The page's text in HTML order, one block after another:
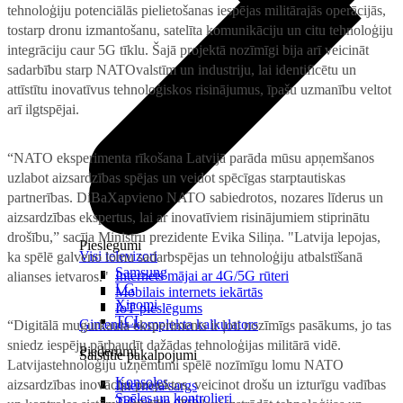
Pieslēgumi
Internets mājai ar 4G/5G rūteri
Mobilais internets iekārtās
IoT pieslēgums
Ģimenes komplekta kalkulators
Saistītie pakalpojumi
Interneta sargs
Visi televizori
Samsung
LG
Xiaomi
TCL
Piederumi
Konsoles
Spēles un kontrolieri
tehnoloģiju potenciālās pielietošanas iespējas militārajās operācijās,
tostarp dronu izmantošanu, satelīta komunikāciju un citu tehnoloģiju
integrāciju caur 5G tīklu. Šajā projektā nozīmīgi bija arī veicināt
sadarbību starp NATOvalstīm un industriju, lai identificētu un
attīstītu inovatīvus tehnoloģiskos risinājumus, īpašu uzmanību veltot
arī ilgtspējai.
“NATO eksperimenta rīkošana Latvijā parāda mūsu apņemšanos
uzlabot aizsardzības spējas un veidot spēcīgas starptautiskas
partnerības. DiBaXapvieno NATO sabiedrotos, nozares līderus un
aizsardzības ekspertus, lai ar inovatīviem risinājumiem stiprinātu
drošību,” sacīja Ministru prezidente Evika Siliņa. "Latvija lepojas,
ka spēlē galveno lomu sadarbspējas un tehnoloģiju atbalstīšanā
alianses ietvaros."
“Digitālā mugurkaula eksperiments ir ļoti nozīmīgs pasākums, jo tas
sniedz iespēju pārbaudīt dažādas tehnoloģijas militārā vidē.
Latvijastehnoloģiju uzņēmumi spēlē nozīmīgu lomu NATO
aizsardzības inovāciju projektos, veicinot drošu un izturīgu vadības